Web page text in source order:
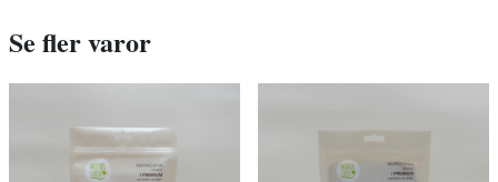
Se fler varor